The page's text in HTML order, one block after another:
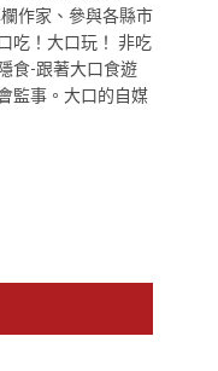
作家、參與各縣市
吃！大口玩！ 非吃
食-跟著大口食遊
監事。大口的自媒